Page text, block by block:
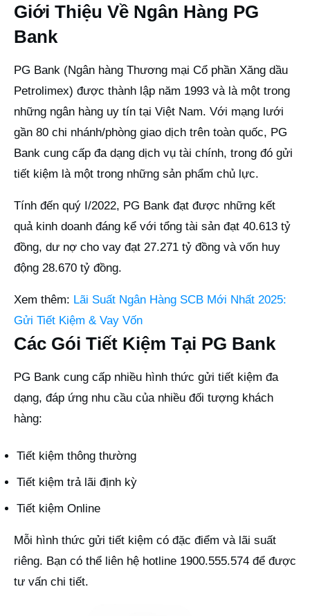
Giới Thiệu Về Ngân Hàng PG
Bank
PG Bank (Ngân hàng Thương mại Cổ phần Xăng dầu
Petrolimex) được thành lập năm 1993 và là một trong
những ngân hàng uy tín tại Việt Nam. Với mạng lưới
gần 80 chi nhánh/phòng giao dịch trên toàn quốc, PG
Bank cung cấp đa dạng dịch vụ tài chính, trong đó gửi
tiết kiệm là một trong những sản phẩm chủ lực.
Tính đến quý I/2022, PG Bank đạt được những kết
quả kinh doanh đáng kể với tổng tài sản đạt 40.613 tỷ
đồng, dư nợ cho vay đạt 27.271 tỷ đồng và vốn huy
động 28.670 tỷ đồng.
Xem thêm: Lãi Suất Ngân Hàng SCB Mới Nhất 2025:
Gửi Tiết Kiệm & Vay Vốn
Các Gói Tiết Kiệm Tại PG Bank
PG Bank cung cấp nhiều hình thức gửi tiết kiệm đa
dạng, đáp ứng nhu cầu của nhiều đối tượng khách
hàng:
Tiết kiệm thông thường
Tiết kiệm trả lãi định kỳ
Tiết kiệm Online
Mỗi hình thức gửi tiết kiệm có đặc điểm và lãi suất
riêng. Bạn có thể liên hệ hotline 1900.555.574 để được
tư vấn chi tiết.